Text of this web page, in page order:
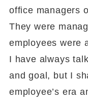
office managers
They were
employees were
I have always
and goal, but I
employee’s era